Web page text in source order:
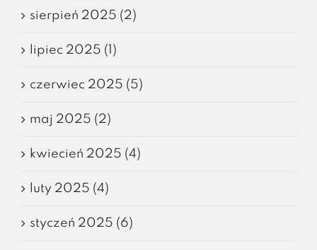
sierpień 2025 (2)
lipiec 2025 (1)
czerwiec 2025 (5)
maj 2025 (2)
kwiecień 2025 (4)
luty 2025 (4)
styczeń 2025 (6)